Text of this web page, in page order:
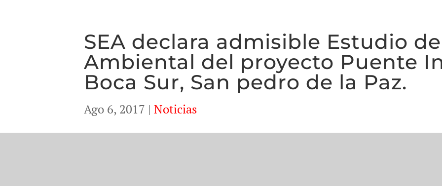
SEA declara admisible Estudio
Ambiental del proyecto Puente
Boca Sur, San pedro de la Paz.
Ago 6, 2017 |Noticias